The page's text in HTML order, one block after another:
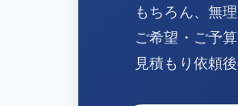
もちろん、無
ご希望・ご予
見積もり依頼